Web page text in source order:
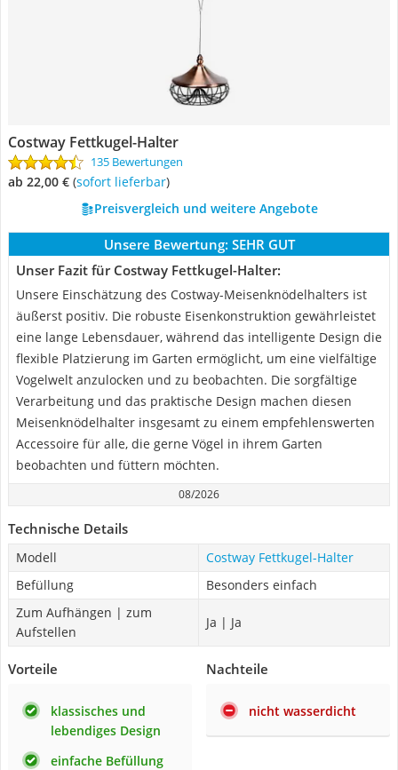
Costway Fettkugel-Halter
135 Bewertungen
ab 22,00 € ( Sofort lieferbar)
Preisvergleich und weitere Angebote
Unsere Bewertung: SEHR GUT
Unser Fazit für Costway Fettkugel-Halter:
Unsere Einschätzung des Costway-Meisenknödelhalters ist
äußerst positiv. Die robuste Eisenkonstruktion gewährleistet
eine lange Lebensdauer, während das intelligente Design die
flexible Platzierung im Garten ermöglicht, um eine vielfältige
Vogelwelt anzulocken und zu beobachten. Die sorgfältige
Verarbeitung und das praktische Design machen diesen
Meisenknödelhalter insgesamt zu einem empfehlenswerten
Accessoire für alle, die gerne Vögel in ihrem Garten
beobachten und füttern möchten.
08/2026
Technische Details
Modell
Costway Fettkugel-Halter
Befüllung
Besonders einfach
Zum Aufhängen | zum
Aufstellen
Ja | Ja
Vorteile
klassisches und
lebendiges Design
einfache Befüllung
Nachteile
nicht wasserdicht